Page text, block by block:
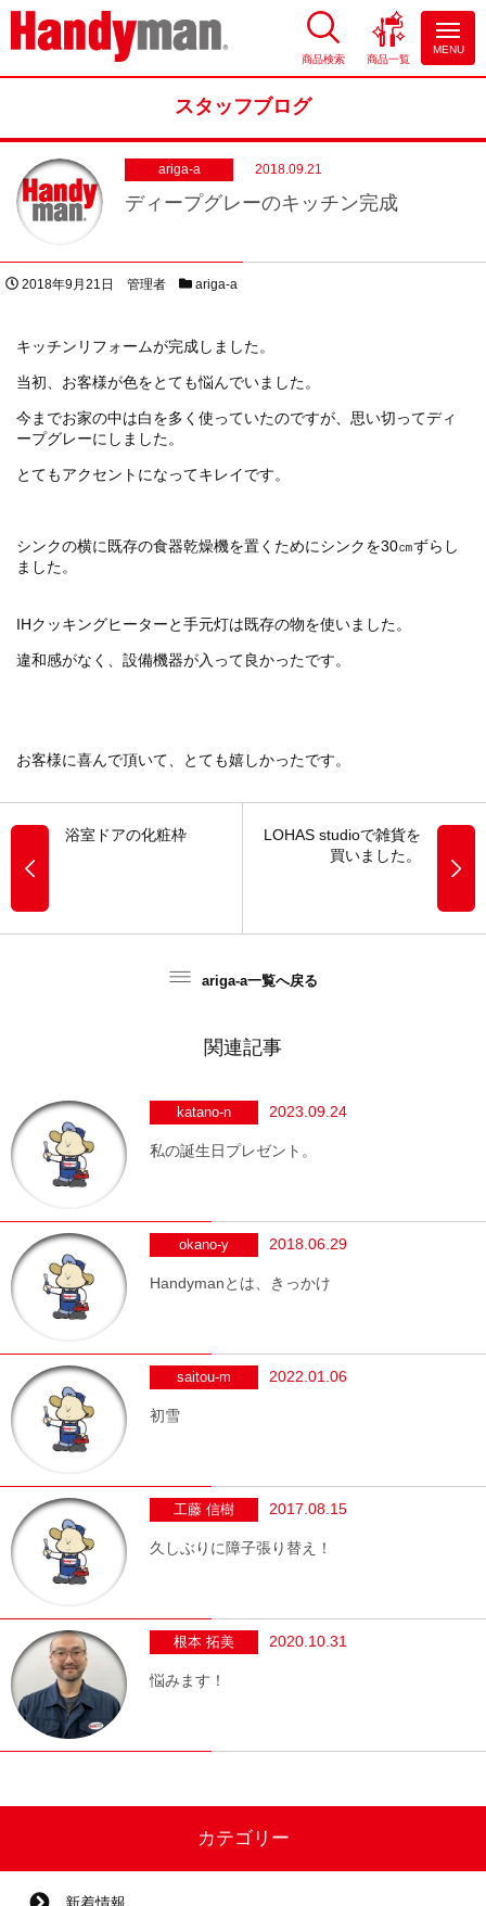
お風呂やキッチンのリフォーム
商品検索 商品一覧
MENU
スタッフブログ
ariga-a 2018.09.21
ディープグレーのキッチン完成
投稿日
2018年9月21日 著者
管理者 スタッフブログカテゴリー
ariga-a
キッチンリフォームが完成しました。
当初、お客様が色をとても悩んでいました。
今までお家の中は白を多く使っていたのですが、思い切ってディ
ープグレーにしました。
とてもアクセントになってキレイです。
シンクの横に既存の食器乾燥機を置くためにシンクを30㎝ずらし
ました。
IHクッキングヒーターと手元灯は既存の物を使いました。
違和感がなく、設備機器が入って良かったです。
お客様に喜んで頂いて、とても嬉しかったです。
浴室ドアの化粧枠
LOHAS studioで雑貨を
買いました。
ariga-a一覧へ戻る
関連記事
katano-n 2023.09.24
私の誕生日プレゼント。
okano-y 2018.06.29
Handymanとは、きっかけ
saitou-m 2022.01.06
初雪
工藤 信樹 2017.08.15
久しぶりに障子張り替え！
根本 拓美 2020.10.31
悩みます！
カテゴリー
新着情報